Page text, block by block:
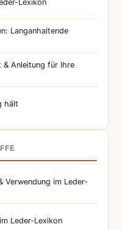
Lexikon
Langanhaltende
& Anleitung für Ihre
hält
Verwendung im Leder-
Leder-Lexikon